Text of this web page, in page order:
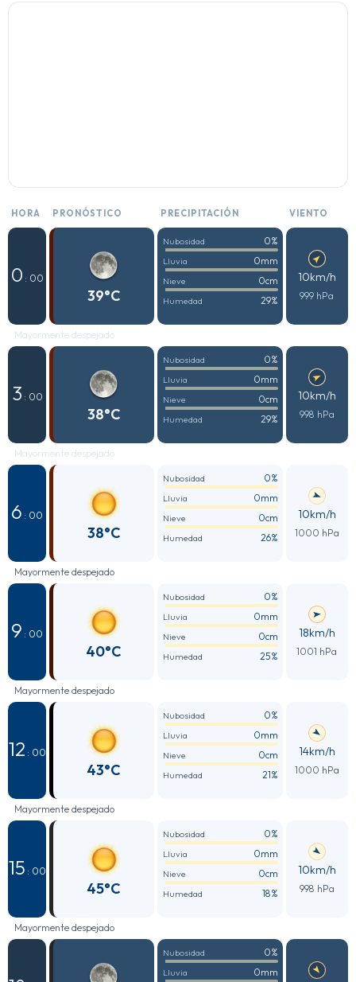
HORA PRONÓSTICO PRECIPITACIÓN VIENTO
0 : 00
39°C
Nubosidad 0%
Lluvia 0mm
Nieve 0cm
Humedad 29%
10km/h
999 hPa
Mayormente despejado
3 : 00
38°C
Nubosidad 0%
Lluvia 0mm
Nieve 0cm
Humedad 29%
10km/h
998 hPa
Mayormente despejado
6 : 00
38°C
Nubosidad 0%
Lluvia 0mm
Nieve 0cm
Humedad 26%
10km/h
1000 hPa
Mayormente despejado
9 : 00
40°C
Nubosidad 0%
Lluvia 0mm
Nieve 0cm
Humedad 25%
18km/h
1001 hPa
Mayormente despejado
12 : 00
43°C
Nubosidad 0%
Lluvia 0mm
Nieve 0cm
Humedad 21%
14km/h
1000 hPa
Mayormente despejado
15 : 00
45°C
Nubosidad 0%
Lluvia 0mm
Nieve 0cm
Humedad 18%
10km/h
998 hPa
Mayormente despejado
Nubosidad 0%
Lluvia 0mm